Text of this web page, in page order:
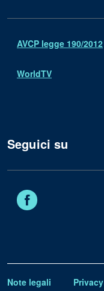
AVCP legge 190/2012
WorldTV
Seguici su
Note legali Privacy